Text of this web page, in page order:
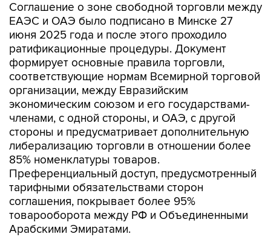
Соглашение о зоне свободной торговли между
ЕАЭС и ОАЭ было подписано в Минске 27
июня 2025 года и после этого проходило
ратификационные процедуры. Документ
формирует основные правила торговли,
соответствующие нормам Всемирной торговой
организации, между Евразийским
экономическим союзом и его государствами-
членами, с одной стороны, и ОАЭ, с другой
стороны и предусматривает дополнительную
либерализацию торговли в отношении более
85% номенклатуры товаров.
Преференциальный доступ, предусмотренный
тарифными обязательствами сторон
соглашения, покрывает более 95%
товарооборота между РФ и Объединенными
Арабскими Эмиратами.